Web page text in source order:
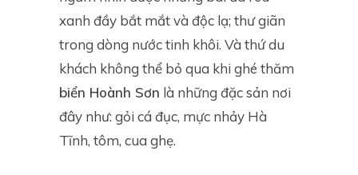
xanh đầy bắt mắt và độc lạ; thư giãn
trong dòng nước tinh khôi. Và thứ du
khách không thể bỏ qua khi ghé thăm
biển Hoành Sơn là những đặc sản nơi
đây như: gỏi cá đục, mực nhảy Hà
Tĩnh, tôm, cua ghẹ.